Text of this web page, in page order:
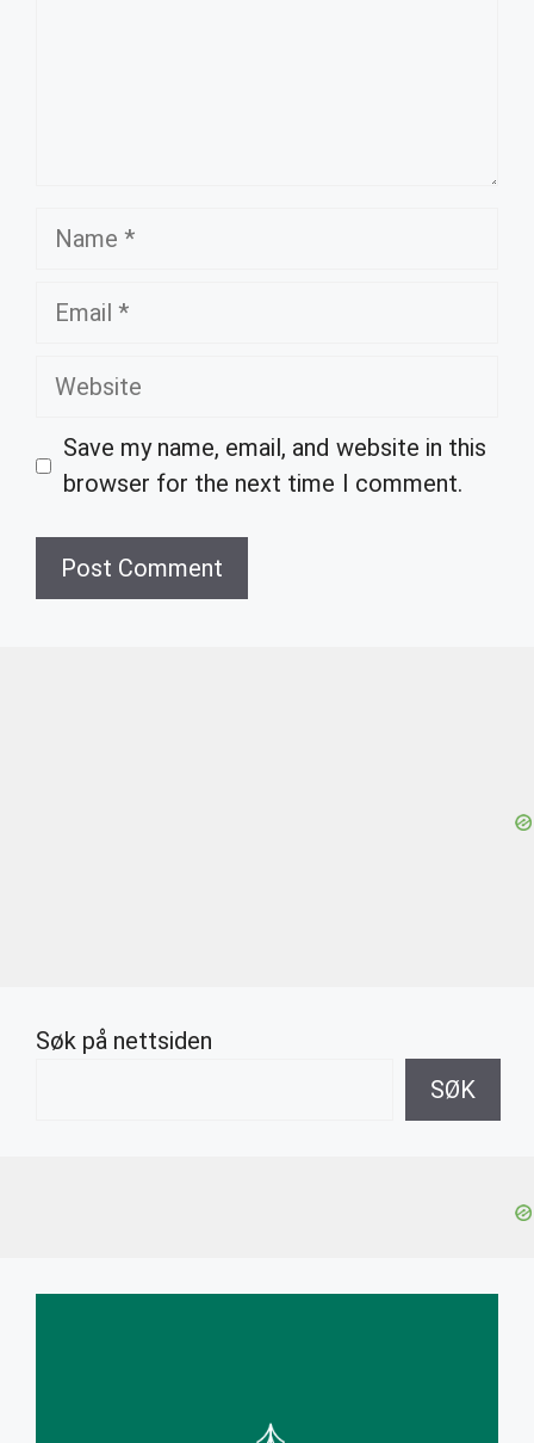
Name
Email
Website
Save my name, email, and website in this
browser for the next time I comment.
Søk på nettsiden
SØK